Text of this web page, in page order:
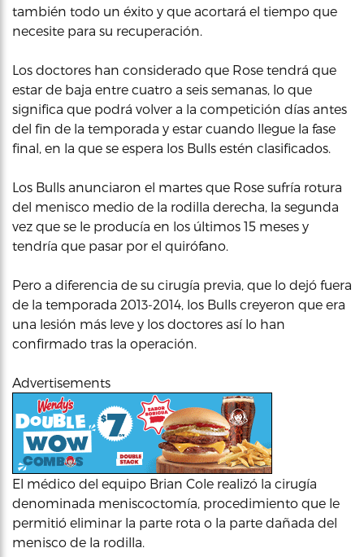
también todo un éxito y que acortará el tiempo que
necesite para su recuperación.
Los doctores han considerado que Rose tendrá que
estar de baja entre cuatro a seis semanas, lo que
significa que podrá volver a la competición días antes
del fin de la temporada y estar cuando llegue la fase
final, en la que se espera los Bulls estén clasificados.
Los Bulls anunciaron el martes que Rose sufría rotura
del menisco medio de la rodilla derecha, la segunda
vez que se le producía en los últimos 15 meses y
tendría que pasar por el quirófano.
Pero a diferencia de su cirugía previa, que lo dejó fuera
de la temporada 2013-2014, los Bulls creyeron que era
una lesión más leve y los doctores así lo han
confirmado tras la operación.
Advertisements
El médico del equipo Brian Cole realizó la cirugía
denominada meniscoctomía, procedimiento que le
permitió eliminar la parte rota o la parte dañada del
menisco de la rodilla.